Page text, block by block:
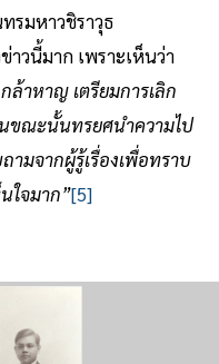
รมหาวชิราวุธ
าวนี้มาก เพราะเห็นว่า
ล้าหาญ เตรียมการเลิก
ขณะนั้นทรยศนำความไป
มจากผู้รู้เรื่องเพื่อทราบ
ใจมาก”[5]